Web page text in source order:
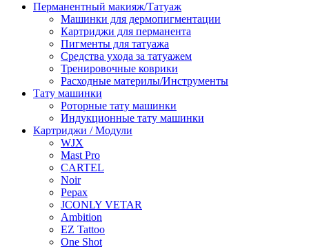
Перманентный макияж/Татуаж
Машинки для дермопигментации
Картриджи для перманента
Пигменты для татуажа
Средства ухода за татуажем
Тренировочные коврики
Расходные материлы/Инструменты
Тату машинки
Роторные тату машинки
Индукционные тату машинки
Картриджи / Модули
WJX
Mast Pro
CARTEL
Noir
Pepax
JCONLY VETAR
Ambition
EZ Tattoo
One Shot